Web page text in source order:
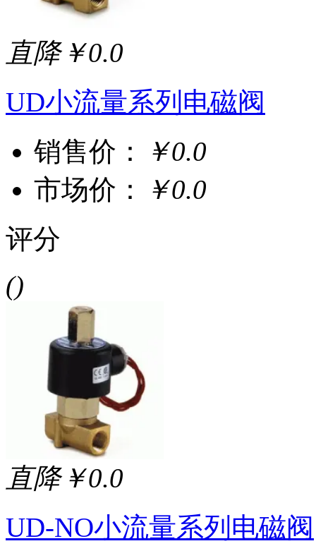
直降￥0.0
UD小流量系列电磁阀
销售价：
￥0.0
市场价：
￥0.0
评分
()
直降￥0.0
UD-NO小流量系列电磁阀